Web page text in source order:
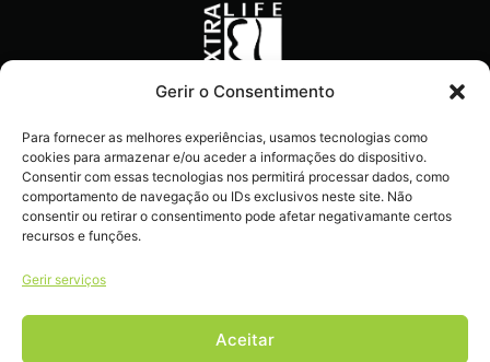
Gerir o Consentimento
Para fornecer as melhores experiências, usamos tecnologias como
cookies para armazenar e/ou aceder a informações do dispositivo.
Consentir com essas tecnologias nos permitirá processar dados, como
comportamento de navegação ou IDs exclusivos neste site. Não
consentir ou retirar o consentimento pode afetar negativamante certos
recursos e funções.
Gerir serviços
Aceitar
novidades e dicas
imperdíveis diretamente no
teu e-mail.